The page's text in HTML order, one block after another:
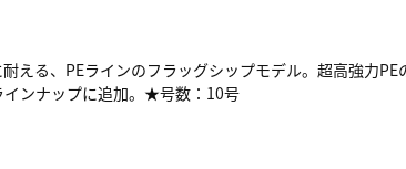
える、PEラインのフラッグシップモデル。超高強力
インナップに追加。★号数：10号